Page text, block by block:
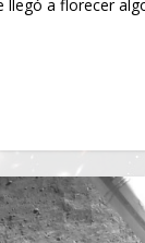
llegó a florecer